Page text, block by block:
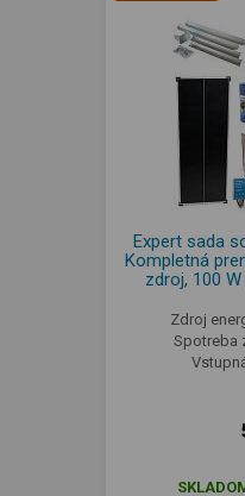
Expert sada
Kompletná
zdroj, 100
Zdroj
Spotreba